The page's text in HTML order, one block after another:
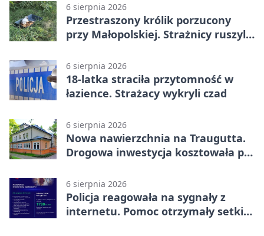
6 sierpnia 2026
Przestraszony królik porzucony
przy Małopolskiej. Strażnicy ruszyli
6 sierpnia 2026
18-latka straciła przytomność w
łazience. Strażacy wykryli czad
6 sierpnia 2026
Nowa nawierzchnia na Traugutta.
Drogowa inwestycja kosztowała pół
6 sierpnia 2026
Policja reagowała na sygnały z
internetu. Pomoc otrzymały setki